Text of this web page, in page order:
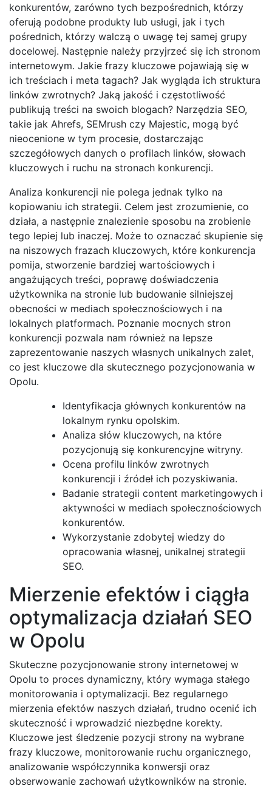
konkurentów, zarówno tych bezpośrednich, którzy
oferują podobne produkty lub usługi, jak i tych
pośrednich, którzy walczą o uwagę tej samej grupy
docelowej. Następnie należy przyjrzeć się ich stronom
internetowym. Jakie frazy kluczowe pojawiają się w
ich treściach i meta tagach? Jak wygląda ich struktura
linków zwrotnych? Jaką jakość i częstotliwość
publikują treści na swoich blogach? Narzędzia SEO,
takie jak Ahrefs, SEMrush czy Majestic, mogą być
nieocenione w tym procesie, dostarczając
szczegółowych danych o profilach linków, słowach
kluczowych i ruchu na stronach konkurencji.
Analiza konkurencji nie polega jednak tylko na
kopiowaniu ich strategii. Celem jest zrozumienie, co
działa, a następnie znalezienie sposobu na zrobienie
tego lepiej lub inaczej. Może to oznaczać skupienie się
na niszowych frazach kluczowych, które konkurencja
pomija, stworzenie bardziej wartościowych i
angażujących treści, poprawę doświadczenia
użytkownika na stronie lub budowanie silniejszej
obecności w mediach społecznościowych i na
lokalnych platformach. Poznanie mocnych stron
konkurencji pozwala nam również na lepsze
zaprezentowanie naszych własnych unikalnych zalet,
co jest kluczowe dla skutecznego pozycjonowania w
Opolu.
Identyfikacja głównych konkurentów na
lokalnym rynku opolskim.
Analiza słów kluczowych, na które
pozycjonują się konkurencyjne witryny.
Ocena profilu linków zwrotnych
konkurencji i źródeł ich pozyskiwania.
Badanie strategii content marketingowych i
aktywności w mediach społecznościowych
konkurentów.
Wykorzystanie zdobytej wiedzy do
opracowania własnej, unikalnej strategii
SEO.
Mierzenie efektów i ciągła
optymalizacja działań SEO
w Opolu
Skuteczne pozycjonowanie strony internetowej w
Opolu to proces dynamiczny, który wymaga stałego
monitorowania i optymalizacji. Bez regularnego
mierzenia efektów naszych działań, trudno ocenić ich
skuteczność i wprowadzić niezbędne korekty.
Kluczowe jest śledzenie pozycji strony na wybrane
frazy kluczowe, monitorowanie ruchu organicznego,
analizowanie współczynnika konwersji oraz
obserwowanie zachowań użytkowników na stronie.